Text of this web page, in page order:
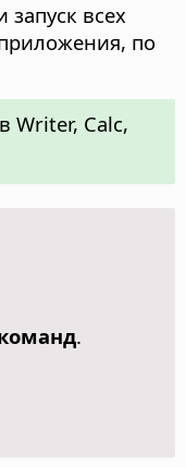
всех
по
Writer, Calc,
.